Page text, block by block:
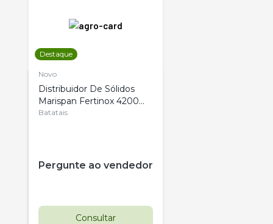
Destaque
Novo
Distribuidor De Sólidos
Marispan Fertinox 4200
Citrus
Batatais
Pergunte ao vendedor
Consultar